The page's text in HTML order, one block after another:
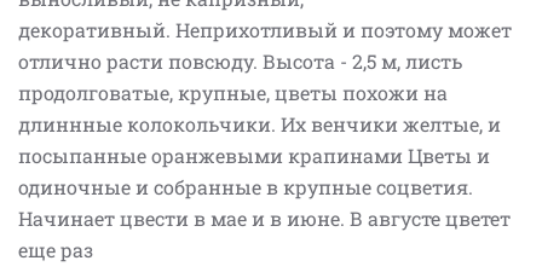
декоративный. Неприхотливый и поэтому может
отлично расти повсюду. Высота - 2,5 м, листь
продолговатые, крупные, цветы похожи на
длиннные колокольчики. Их венчики желтые, и
посыпанные оранжевыми крапинами Цветы и
одиночные и собранные в крупные соцветия.
Начинает цвести в мае и в июне. В августе цветет
еще раз